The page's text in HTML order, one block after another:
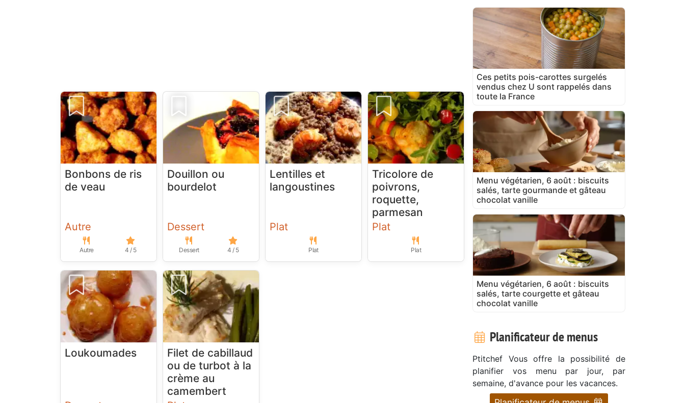
Bonbons de ris
de veau
Autre
Autre 4 / 5
Douillon ou
bourdelot
Dessert
Dessert 4 / 5
Lentilles et
langoustines
Plat
Plat
Tricolore de
poivrons,
roquette,
parmesan
Plat
Plat
Loukoumades
Filet de cabillaud
ou de turbot à la
crème au
camembert
Ces petits pois-carottes surgelés
vendus chez U sont rappelés dans
toute la France
Menu végétarien, 6 août : biscuits
salés, tarte gourmande et gâteau
chocolat vanille
Menu végétarien, 6 août : biscuits
salés, tarte courgette et gâteau
chocolat vanille
Planificateur de menus
Ptitchef Vous offre la possibilité de
planifier vos menu par jour, par
semaine, d'avance pour les vacances.